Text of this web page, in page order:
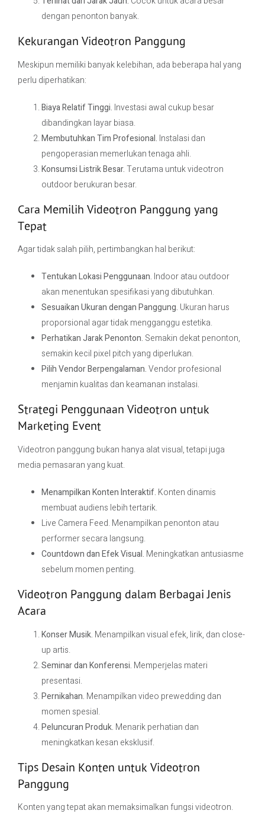
dengan penonton banyak.
Kekurangan Videotron Panggung
Meskipun memiliki banyak kelebihan, ada beberapa hal yang
perlu diperhatikan:
Biaya Relatif Tinggi. Investasi awal cukup besar
dibandingkan layar biasa.
Membutuhkan Tim Profesional. Instalasi dan
pengoperasian memerlukan tenaga ahli.
Konsumsi Listrik Besar.Terutama untuk videotron
outdoor berukuran besar.
Cara Memilih Videotron Panggung yang
Tepat
Agar tidak salah pilih, pertimbangkan hal berikut:
Tentukan Lokasi Penggunaan. Indoor atau outdoor
akan menentukan spesifikasi yang dibutuhkan.
Sesuaikan Ukuran dengan Panggung. Ukuran harus
proporsional agar tidak mengganggu estetika.
Perhatikan Jarak Penonton. Semakin dekat penonton,
semakin kecil pixel pitch yang diperlukan.
Pilih Vendor Berpengalaman.Vendor profesional
menjamin kualitas dan keamanan instalasi.
Strategi Penggunaan Videotron untuk
Marketing Event
Videotron panggung bukan hanya alat visual, tetapi juga
media pemasaran yang kuat.
Menampilkan Konten Interaktif. Konten dinamis
membuat audiens lebih tertarik.
Live Camera Feed. Menampilkan penonton atau
performer secara langsung.
Countdown dan Efek Visual. Meningkatkan antusiasme
sebelum momen penting.
Videotron Panggung dalam Berbagai Jenis
Acara
Konser Musik. Menampilkan visual efek, lirik, dan close-
up artis.
Seminar dan Konferensi. Memperjelas materi
presentasi.
Pernikahan. Menampilkan video prewedding dan
momen spesial.
Peluncuran Produk. Menarik perhatian dan
meningkatkan kesan eksklusif.
Tips Desain Konten untuk Videotron
Panggung
Konten yang tepat akan memaksimalkan fungsi videotron.